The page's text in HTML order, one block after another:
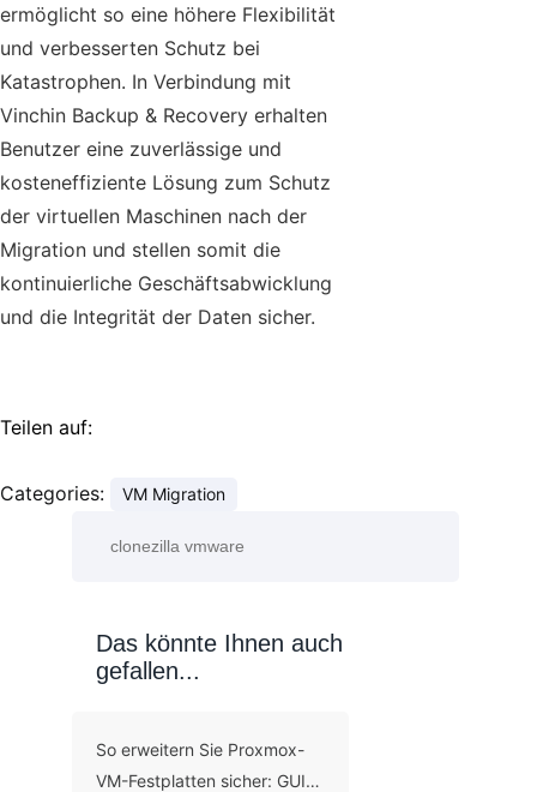
ermöglicht so eine höhere Flexibilität
und verbesserten Schutz bei
Katastrophen. In Verbindung mit
Vinchin Backup & Recovery erhalten
Benutzer eine zuverlässige und
kosteneffiziente Lösung zum Schutz
der virtuellen Maschinen nach der
Migration und stellen somit die
kontinuierliche Geschäftsabwicklung
und die Integrität der Daten sicher.
Teilen auf:
Categories: VM Migration
Das könnte Ihnen auch
gefallen...
So erweitern Sie Proxmox-
VM-Festplatten sicher: GUI-